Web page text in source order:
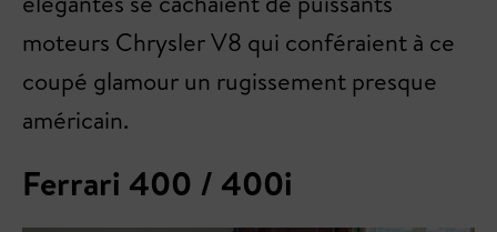
moteurs Chrysler V8 qui conféraient à ce
coupé glamour un rugissement presque
américain.
Ferrari 400 / 400i